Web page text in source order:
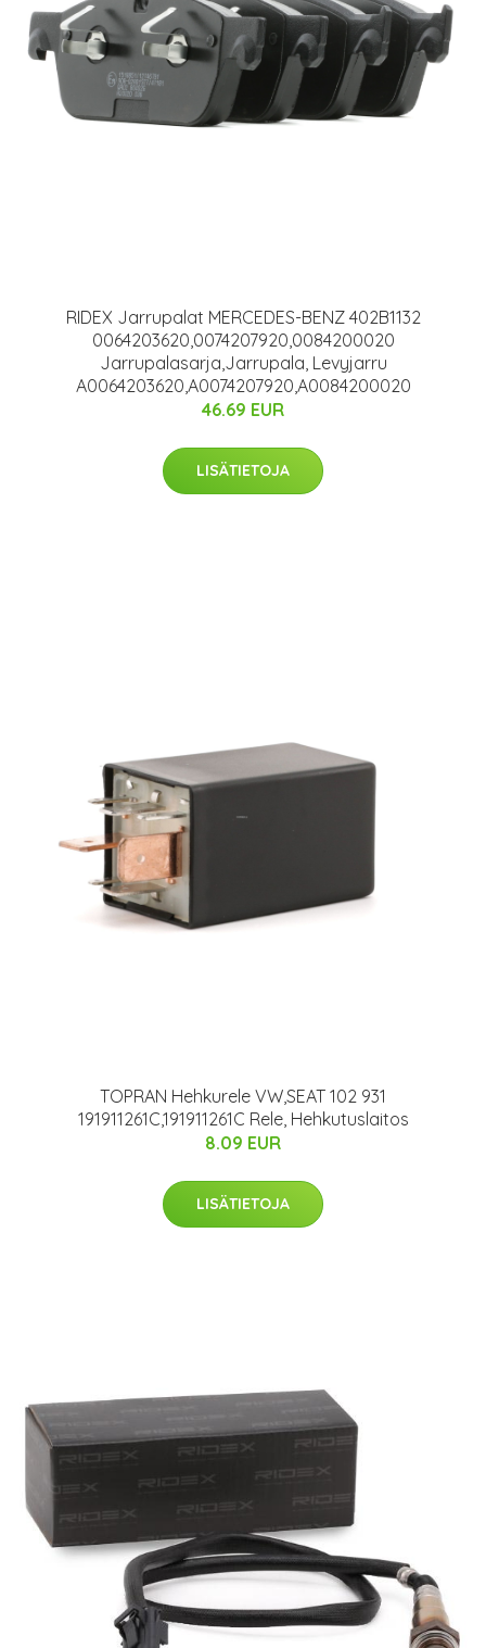
RIDEX Jarrupalat MERCEDES-BENZ 402B1132
0064203620,0074207920,0084200020
Jarrupalasarja,Jarrupala, Levyjarru
A0064203620,A0074207920,A0084200020
46.69 EUR
LISÄTIETOJA
TOPRAN Hehkurele VW,SEAT 102 931
191911261C,191911261C Rele, Hehkutuslaitos
8.09 EUR
LISÄTIETOJA